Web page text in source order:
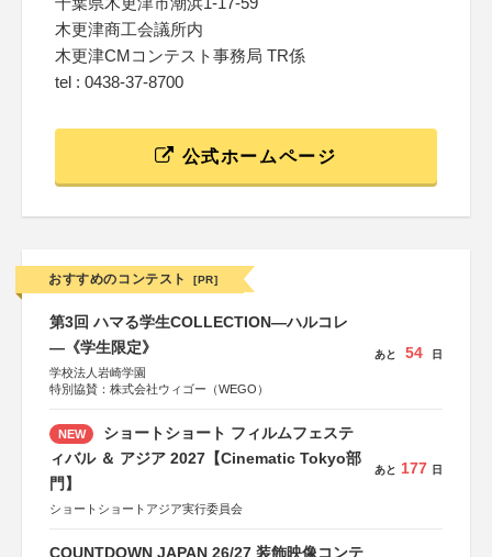
木更津商工会議所内
木更津CMコンテスト事務局 TR係
tel : 0438-37-8700
公式ホームページ
おすすめのコンテスト [PR]
第3回 ハマる学生COLLECTION―ハルコレ
―《学生限定》
学校法人岩崎学園
特別協賛：株式会社ウィゴー（WEGO）
あと 54 日
NEW
ショートショート フィルムフェステ
ィバル ＆ アジア 2027【Cinematic Tokyo部
門】
ショートショートアジア実行委員会
あと 177 日
COUNTDOWN JAPAN 26/27 装飾映像コンテ